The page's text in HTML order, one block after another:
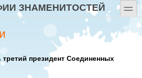
ЗНАМЕНИТОСТЕЙ toggle
третий президент Соединенных